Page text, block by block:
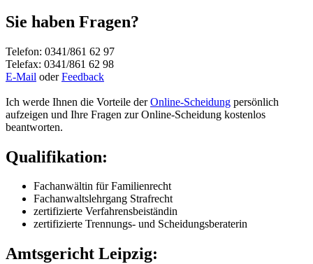
Sie haben Fragen?
Telefon: 0341/861 62 97
Telefax: 0341/861 62 98
E-Mail oderFeedback
Ich werde Ihnen die Vorteile derOnline-Scheidung persönlich
aufzeigen und Ihre Fragen zur Online-Scheidung kostenlos
beantworten.
Qualifikation:
Fachanwältin für Familienrecht
Fachanwaltslehrgang Strafrecht
zertifizierte Verfahrensbeiständin
zertifizierte Trennungs- und Scheidungsberaterin
Amtsgericht Leipzig: